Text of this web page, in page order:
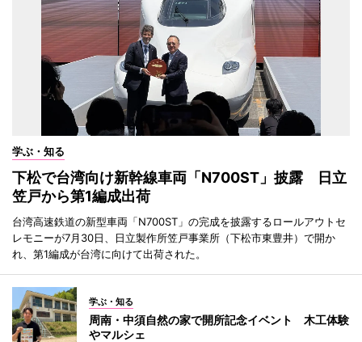
学ぶ・知る
下松で台湾向け新幹線車両「N700ST」披露 日立
笠戸から第1編成出荷
台湾高速鉄道の新型車両「N700ST」の完成を披露するロールアウトセ
レモニーが7月30日、日立製作所笠戸事業所（下松市東豊井）で開か
れ、第1編成が台湾に向けて出荷された。
学ぶ・知る
周南・中須自然の家で開所記念イベント 木工体験
やマルシェ